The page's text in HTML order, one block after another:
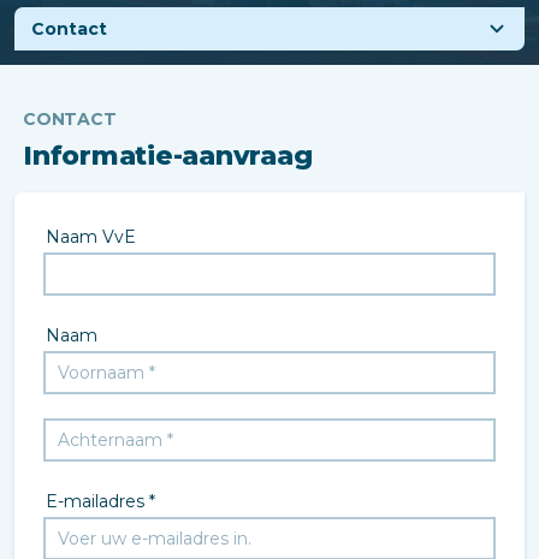
Contact
CONTACT
Informatie-aanvraag
Naam VvE
Naam
E-mailadres *